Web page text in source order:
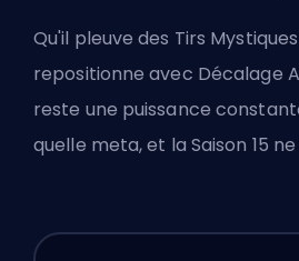
Qu'il pleuve des Tirs
repositionne avec Décalage
reste une puissance
quelle meta, et la Saison 15